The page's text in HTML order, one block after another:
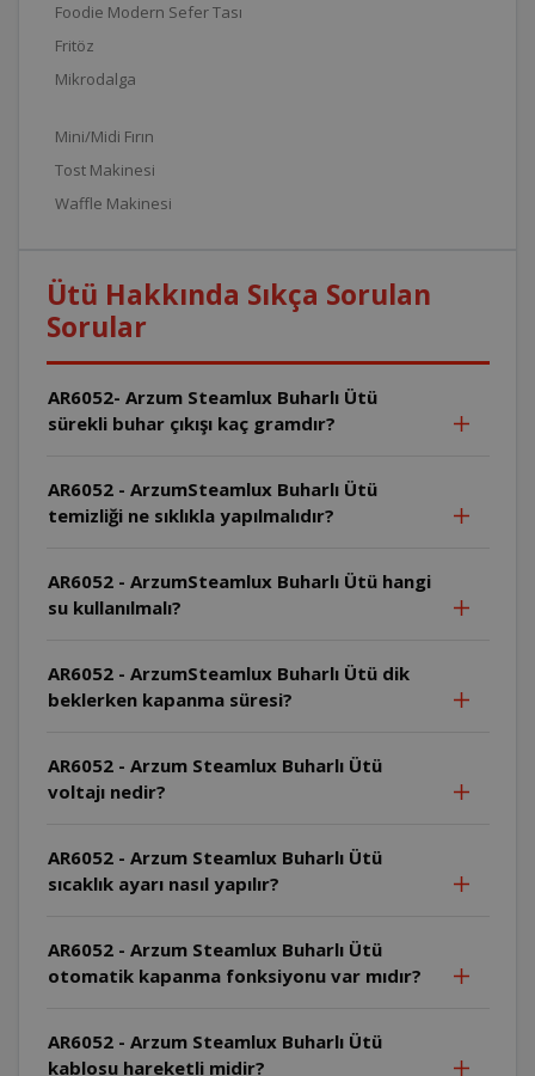
Foodie Modern Sefer Tası
Fritöz
Mikrodalga
Mini/Midi Fırın
Tost Makinesi
Waffle Makinesi
Ütü Hakkında Sıkça Sorulan
Sorular
AR6052- Arzum Steamlux Buharlı Ütü
sürekli buhar çıkışı kaç gramdır?
AR6052 - ArzumSteamlux Buharlı Ütü
temizliği ne sıklıkla yapılmalıdır?
AR6052 - ArzumSteamlux Buharlı Ütü hangi
su kullanılmalı?
AR6052 - ArzumSteamlux Buharlı Ütü dik
beklerken kapanma süresi?
AR6052 - Arzum Steamlux Buharlı Ütü
voltajı nedir?
AR6052 - Arzum Steamlux Buharlı Ütü
sıcaklık ayarı nasıl yapılır?
AR6052 - Arzum Steamlux Buharlı Ütü
otomatik kapanma fonksiyonu var mıdır?
AR6052 - Arzum Steamlux Buharlı Ütü
kablosu hareketli midir?